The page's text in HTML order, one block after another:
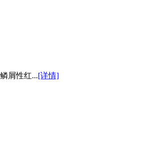
屑性红...[详情]